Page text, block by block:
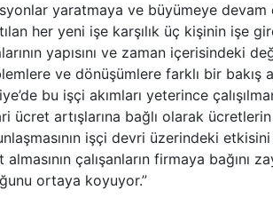
yaratmaya ve büyümeye devam
her yeni işe karşılık üç kişinin işe
yapısını ve zaman içerisindeki
ve dönüşümlere farklı bir bakış
bu işçi akımları yeterince
ücret artışlarına bağlı olarak
işçi devri üzerindeki
almasının çalışanların firmaya bağını
ortaya koyuyor.”